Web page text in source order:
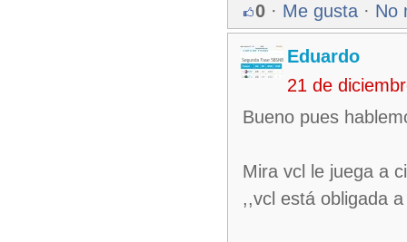
0 · Me gusta · No
Eduardo
21 de
Bueno pues
Mira vcl le juega a
,,vcl está obligada